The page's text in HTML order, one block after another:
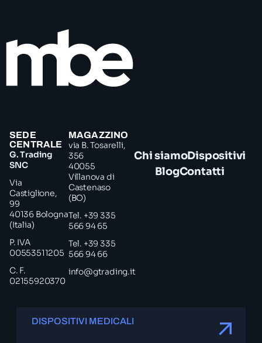
SEDE
CENTRALE
G. Trading
SNC
Via
Castiglione,
99
40136 Bologna
(Italia)
P. IVA
00553511205
C. F.
02155920370
MAGAZZINO
via B. Tosarelli,
356
40055
Villanova di
Castenaso
(BO)
Tel. +39 335
566 94 65
Tel. +39 335
566 94 66
info@gtrading.it
Chi siamoDispositivi
BlogContatti
DISPOSITIVI MEDICALI